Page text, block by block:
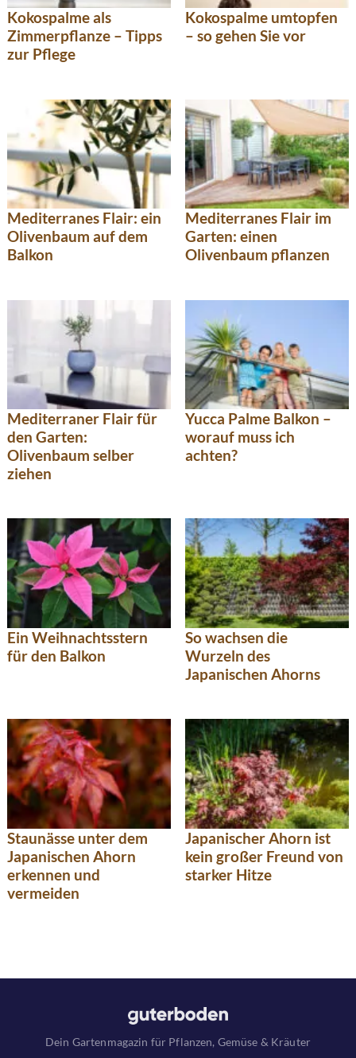
Kokospalme als
Zimmerpflanze – Tipps
zur Pflege
Kokospalme umtopfen
– so gehen Sie vor
Mediterranes Flair: ein
Olivenbaum auf dem
Balkon
Mediterranes Flair im
Garten: einen
Olivenbaum pflanzen
Mediterraner Flair für
den Garten:
Olivenbaum selber
ziehen
Yucca Palme Balkon –
worauf muss ich
achten?
Ein Weihnachtsstern
für den Balkon
So wachsen die
Wurzeln des
Japanischen Ahorns
Staunässe unter dem
Japanischen Ahorn
erkennen und
vermeiden
Japanischer Ahorn ist
kein großer Freund von
starker Hitze
Dein Gartenmagazin für Pflanzen, Gemüse & Kräuter